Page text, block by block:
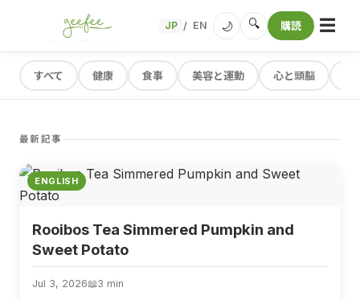
JP / EN 🌙 🔍 購読 ☰
すべて 健康 食事 美容と運動 心と頭脳
最新記事
ENGLISH
Rooibos Tea Simmered Pumpkin and
Sweet Potato
Jul 3, 2026📖3 min